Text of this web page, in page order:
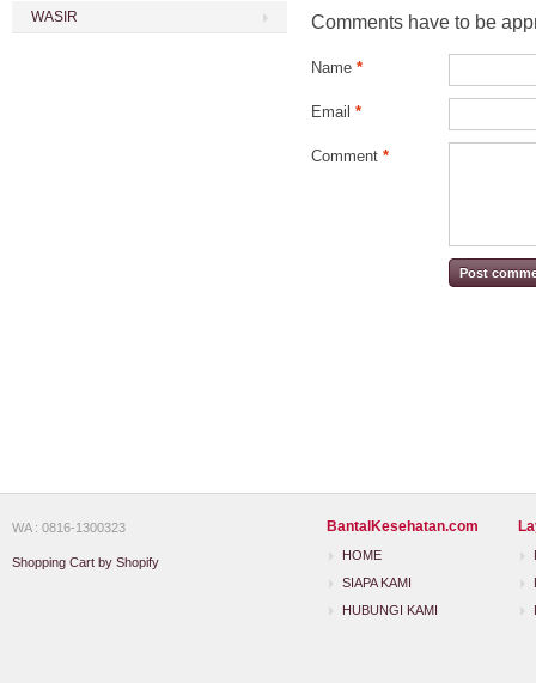
Comments have to be
Name *
Email *
Comment *
WASIR
BantalKesehatan.com
HOME
SIAPA KAMI
HUBUNGI KAMI
WA : 0816-1300323
Shopping Cart by Shopify